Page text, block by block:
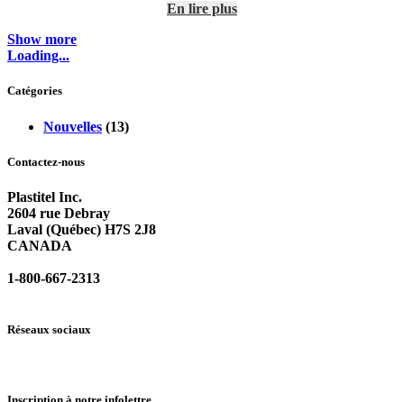
En lire plus
Show more
Loading...
Catégories
Nouvelles (13)
Contactez-nous
Plastitel Inc.
2604 rue Debray
Laval (Québec) H7S 2J8
CANADA
1-800-667-2313
Réseaux sociaux